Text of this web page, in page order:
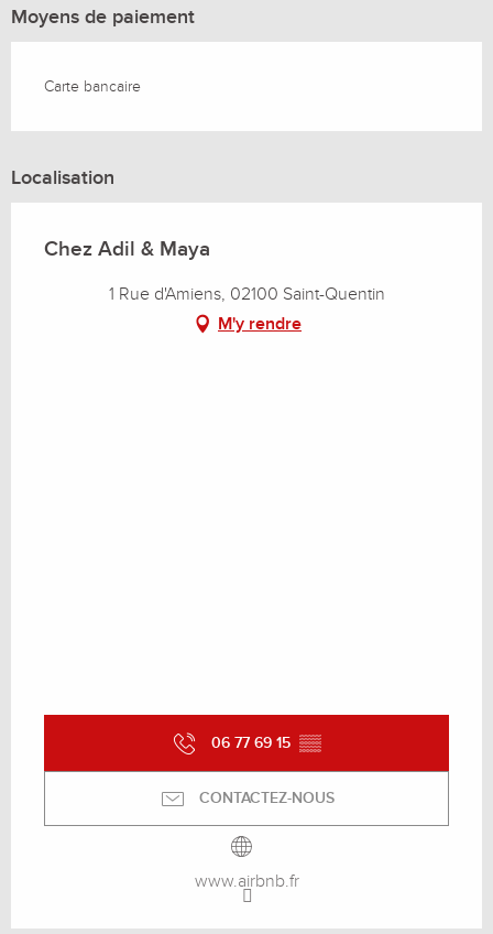
Moyens de paiement
Carte bancaire
Localisation
Chez Adil & Maya
1 Rue d'Amiens, 02100 Saint-Quentin
M'y rendre
06 77 69 15 ▒▒
CONTACTEZ-NOUS
www.airbnb.fr